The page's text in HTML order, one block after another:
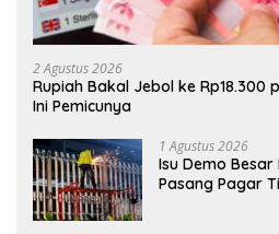
2 Agustus 2026
Rupiah Bakal Jebol ke Rp18.300
Ini Pemicunya
1 Agustus 2026
Isu Demo
Pasang Pagar